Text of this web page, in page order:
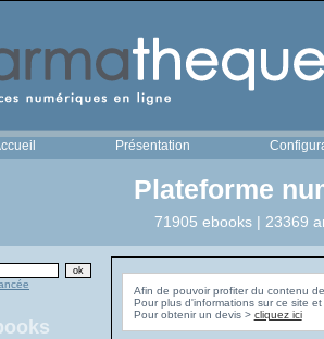
Présentation
Plateforme
71905 ebooks | 23369
Afin de pouvoir profiter du contenu
Pour plus d'informations sur ce site
Pour obtenir un devis > cliquez ici